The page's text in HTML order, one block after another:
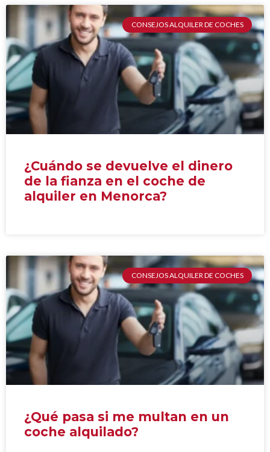
CONSEJOS ALQUILER DE COCHES
¿Cuándo se devuelve el dinero
de la fianza en el coche de
alquiler en Menorca?
CONSEJOS ALQUILER DE COCHES
¿Qué pasa si me multan en un
coche alquilado?